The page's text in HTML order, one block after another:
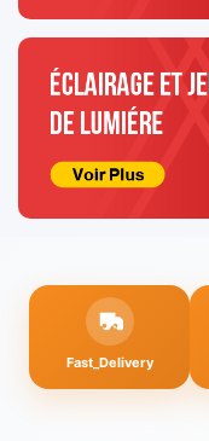
Fast_Delivery